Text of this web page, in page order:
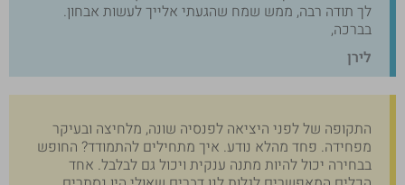
לך תודה רבה, ממש שמח שהגעתי אלייך לעשות אבחון.
בברכה,
לירן
התקופה של לפני היציאה לפנסיה שונה, מלחיצה ובעיקר
מפחידה. פחד מהלא נודע. איך מתחילים להתמודד? החופש
בבחירה יכול להיות מתנה ענקית ויכול גם לבלבל. אחד